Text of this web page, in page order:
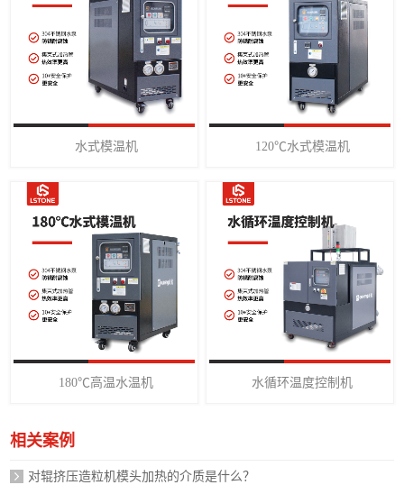
水式模温机 120℃水式模温机
180℃高温水温机 水循环温度控制机
相关案例
对辊挤压造粒机模头加热的介质是什么？